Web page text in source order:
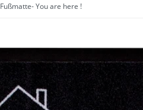
Fußmatte- You are here !